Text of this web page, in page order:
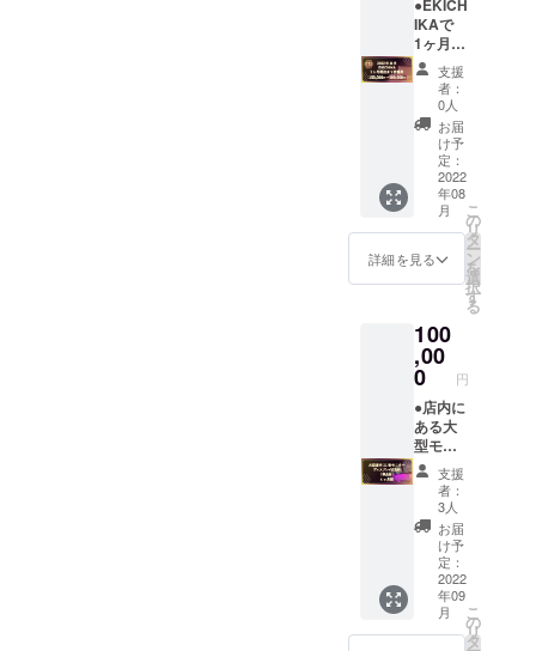
日まで
となり
ます。
・ご利
用時間
は24時
間にな
りま
す。 ・
消費税
込み ・
5名様限
定で
す。
利用は
できま
せん
（チェ
ックイ
ン時に
ご本人
様確認
をさせ
て頂き
ます）
・ゲー
ムゾー
ンご利
用の場
合は別
なりま
す。 ・
消費税
込 ・有
効期限
1ヶ月
（8月1
日〜8月
31日）
※予約方
法 メー
ル・電
話にて
のご予
約にな
ります
※確認方
内のマ
ンス
リーと
比較し
ても割
安で
す。 ※
宿泊券
につい
て ・こ
ちらは1
名様の
ご宿泊
券で素
泊まり
になり
・購入
者ご本
人様以
外のご
利用は
できま
せん
（チェ
ックイ
ン時に
ご本人
様確認
をさせ
て頂き
ます）
・ゲー
ムゾー
33%引
きの
100,000
円でご
利用い
ただけ
ますの
で、出
張が決
まって
る方は
かなり
お得な
リター
ンに
なって
す。 出
張でな
い方で
も、市
内のマ
ンス
リーと
比較し
ても割
安で
す。 ※
宿泊券
につい
て ・こ
ちらは1
名様の
ご宿泊
●EKICH
IKAで
1ヶ月内
泊まり
放題券
をご提
供させ
て頂き
ます。
（2022
年11
月）
期間
内、何
度でも
泊まれ
定価
150,000
円のと
ころ
33%引
きの
100,000
円でご
利用い
ただけ
ますの
で、出
張が決
まって
る方は
かなり
お得な
支援
者：
0人
お届
け予
定：
2022
年08
月
詳細を見る
こ
の
リ
タ
ー
ン
を
選
択
す
る
100
,00
0 円
●店内に
ある大
型モニ
ター
（11
枚）で
お客様
の広告
を4ヶ月
内掲載
させて
頂きま
す。
支援
者：
3人
お届
け予
定：
2022
年09
月
こ
の
リ
タ